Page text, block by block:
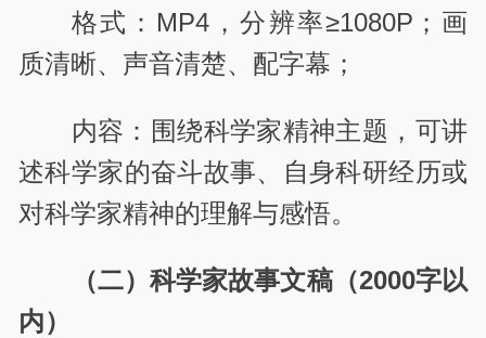
格式：MP4，分辨率≥1080P；画
质清晰、声音清楚、配字幕；
内容：围绕科学家精神主题，可讲
述科学家的奋斗故事、自身科研经历或
对科学家精神的理解与感悟。
（二）科学家故事文稿（2000字以
内）